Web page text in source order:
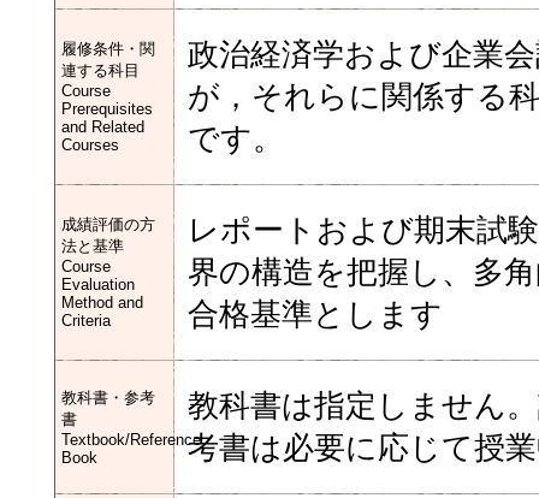
履修条件・関
連する科目
Course
Prerequisites
and Related
Courses
政治経済学および企業
が，それらに関係する
です。
成績評価の方
法と基準
Course
Evaluation
Method and
Criteria
レポートおよび期末試
界の構造を把握し、多
合格基準とします
教科書・参考
書
Textbook/Reference
Book
教科書は指定しません
考書は必要に応じて授